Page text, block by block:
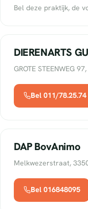
Bel deze praktijk, de
DIERENARTS
GROTE STEENWEG
Bel 011/78.25.74
DAP BovAnimo
Melkwezerstraat,
Bel 016848095